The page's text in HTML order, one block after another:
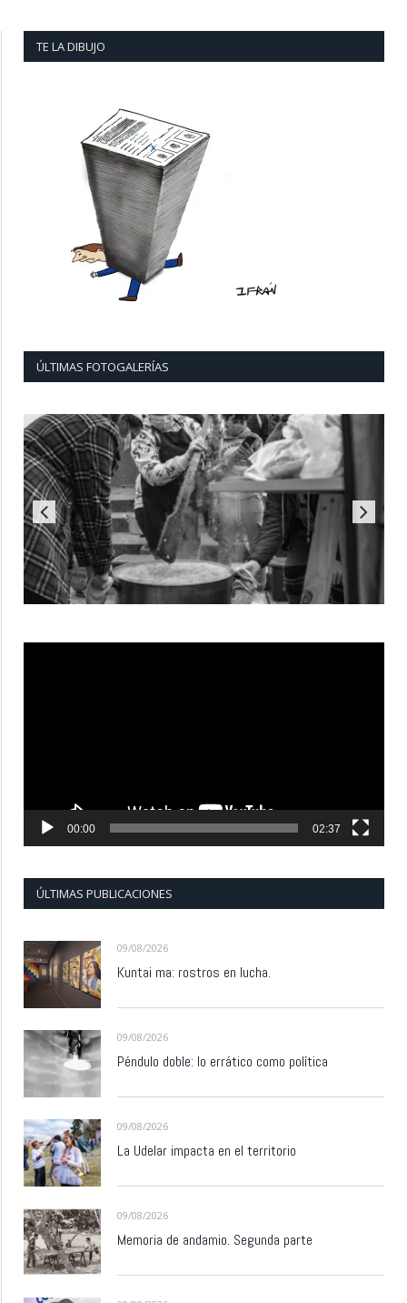
TE LA DIBUJO
ÚLTIMAS FOTOGALERÍAS
00:00 02:37
ÚLTIMAS PUBLICACIONES
09/08/2026
Kuntai ma: rostros en lucha.
09/08/2026
Péndulo doble: lo errático como política
09/08/2026
La Udelar impacta en el territorio
09/08/2026
Memoria de andamio. Segunda parte